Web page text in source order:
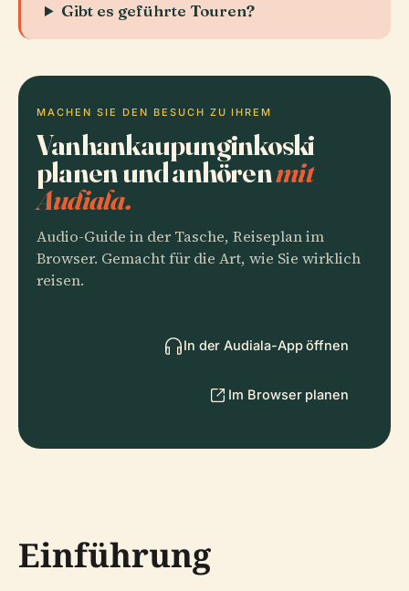
Gibt es geführte Touren?
MACHEN SIE DEN BESUCH ZU IHREM
Vanhankaupunginkoski
planen und anhörenmit
Audiala.
Audio-Guide in der Tasche, Reiseplan im
Browser. Gemacht für die Art, wie Sie wirklich
reisen.
In der Audiala-App öffnen
Im Browser planen
Einführung